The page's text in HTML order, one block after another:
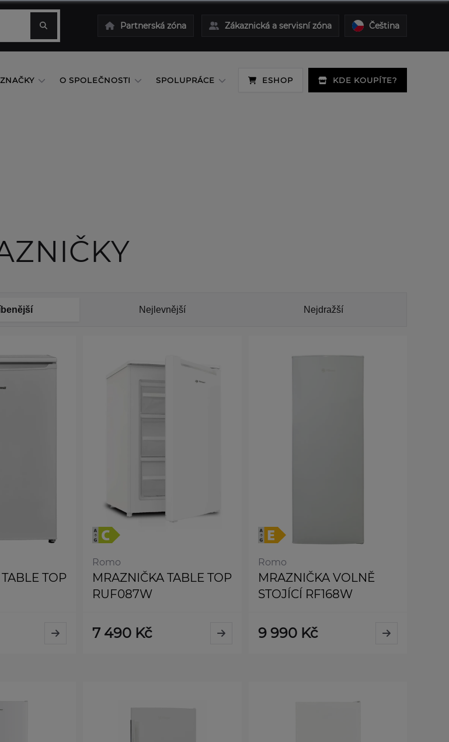
Partnerská zóna Zákaznická a servisní zóna Čeština
O SPOLEČNOSTI SPOLUPRÁCE ESHOP KDE KOUPÍTE?
Nejlevnější Nejdražší
TOP
Romo
MRAZNIČKA TABLE TOP
RUF087W
7 490 Kč
Romo
MRAZNIČKA VOLNĚ
STOJÍCÍ RF168W
9 990 Kč